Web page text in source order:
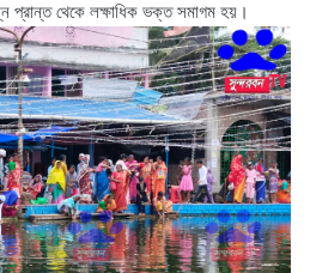
প্রান্ত থেকে লক্ষাধিক ভক্ত সমাগম হয়।